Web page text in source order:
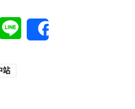
Twitter
Line
站